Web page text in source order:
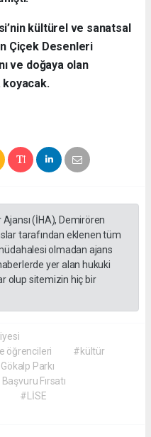
kültürel ve sanatsal
Çiçek Desenleri
ve doğaya olan
(İHA), Demirören
tarafından eklenen tüm
olmadan ajans
yer alan hukuki
olup sitemizin hiç bir
öğrencileri
#kültür
Parkı
Fırsatı
#LİSE